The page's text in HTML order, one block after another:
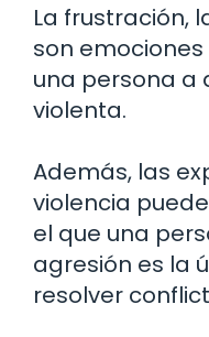
La frustración,
son
una persona a
violenta.
Además, las
violencia
el que una
agresión es la
resolver